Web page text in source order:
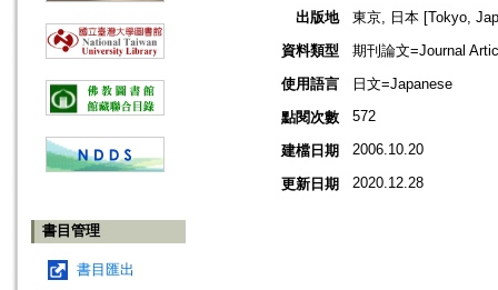
書目管理
書目匯出
出版地
東京, 日本 [Tokyo,
資料類型
期刊論文=Journal
使用語言
日文=Japanese
點閱次數
572
建檔日期 2006.10.20
更新日期 2020.12.28